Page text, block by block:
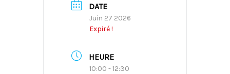
DATE
Juin 27 2026
Expiré !
HEURE
10:00 - 12:30